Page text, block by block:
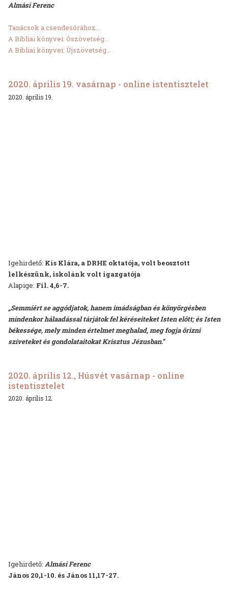
Almási Ferenc
Tanácsok a csendesórához...
A Bibliai könyvei: Ószövetség...
A Bibliai könyvei: Újszövetség...
2020. április 19. vasárnap - online istentisztelet
2020. április 19.
Igehirdető: Kis Klára, a DRHE oktatója, volt beosztott
lelkészünk, iskolánk volt igazgatója
Alapige: Fil. 4,6-7.
„Semmiért se aggódjatok, hanem imádságban és könyörgésben
mindenkor hálaadással tárjátok fel kéréseiteket Isten előtt; és Isten
békessége, mely minden értelmet meghalad, meg fogja őrizni
szíveteket és gondolataitokat Krisztus Jézusban.”
2020. április 12., Húsvét vasárnap - online
istentisztelet
2020. április 12.
Igehirdető: Almási Ferenc
János 20,1-10. és János 11,17-27.